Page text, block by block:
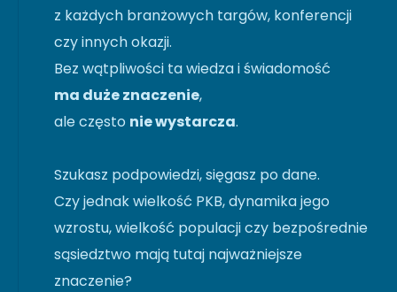
z każdych branżowych targów, konferencji
czy innych okazji.
Bez wątpliwości ta wiedza i świadomość
ma duże znaczenie,
ale często nie wystarcza.
Szukasz podpowiedzi, sięgasz po dane.
Czy jednak wielkość PKB, dynamika jego
wzrostu, wielkość populacji czy bezpośrednie
sąsiedztwo mają tutaj najważniejsze
znaczenie?